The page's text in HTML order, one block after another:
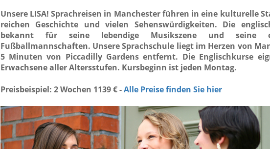
Unsere LISA! Sprachreisen in Manchester führen in eine kulturelle
reichen Geschichte und vielen Sehenswürdigkeiten. Die
bekannt für seine lebendige Musikszene und seine
Fußballmannschaften. Unsere Sprachschule liegt im Herzen von
5 Minuten von Piccadilly Gardens entfernt. Die Englischkurse
Erwachsene aller Altersstufen. Kursbeginn ist jeden Montag.
Preisbeispiel: 2 Wochen 1139 € -Alle Preise finden Sie hier